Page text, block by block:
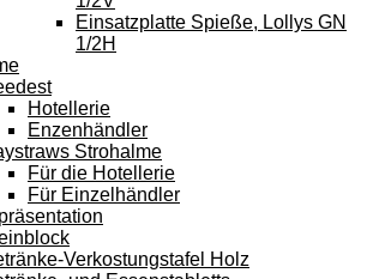
Einsatzplatte Spieße, Lollys GN
1/2H
Hotellerie
Enzenhändler
Strohalme
Für die Hotellerie
Für Einzelhändler
Verkostungstafel Holz